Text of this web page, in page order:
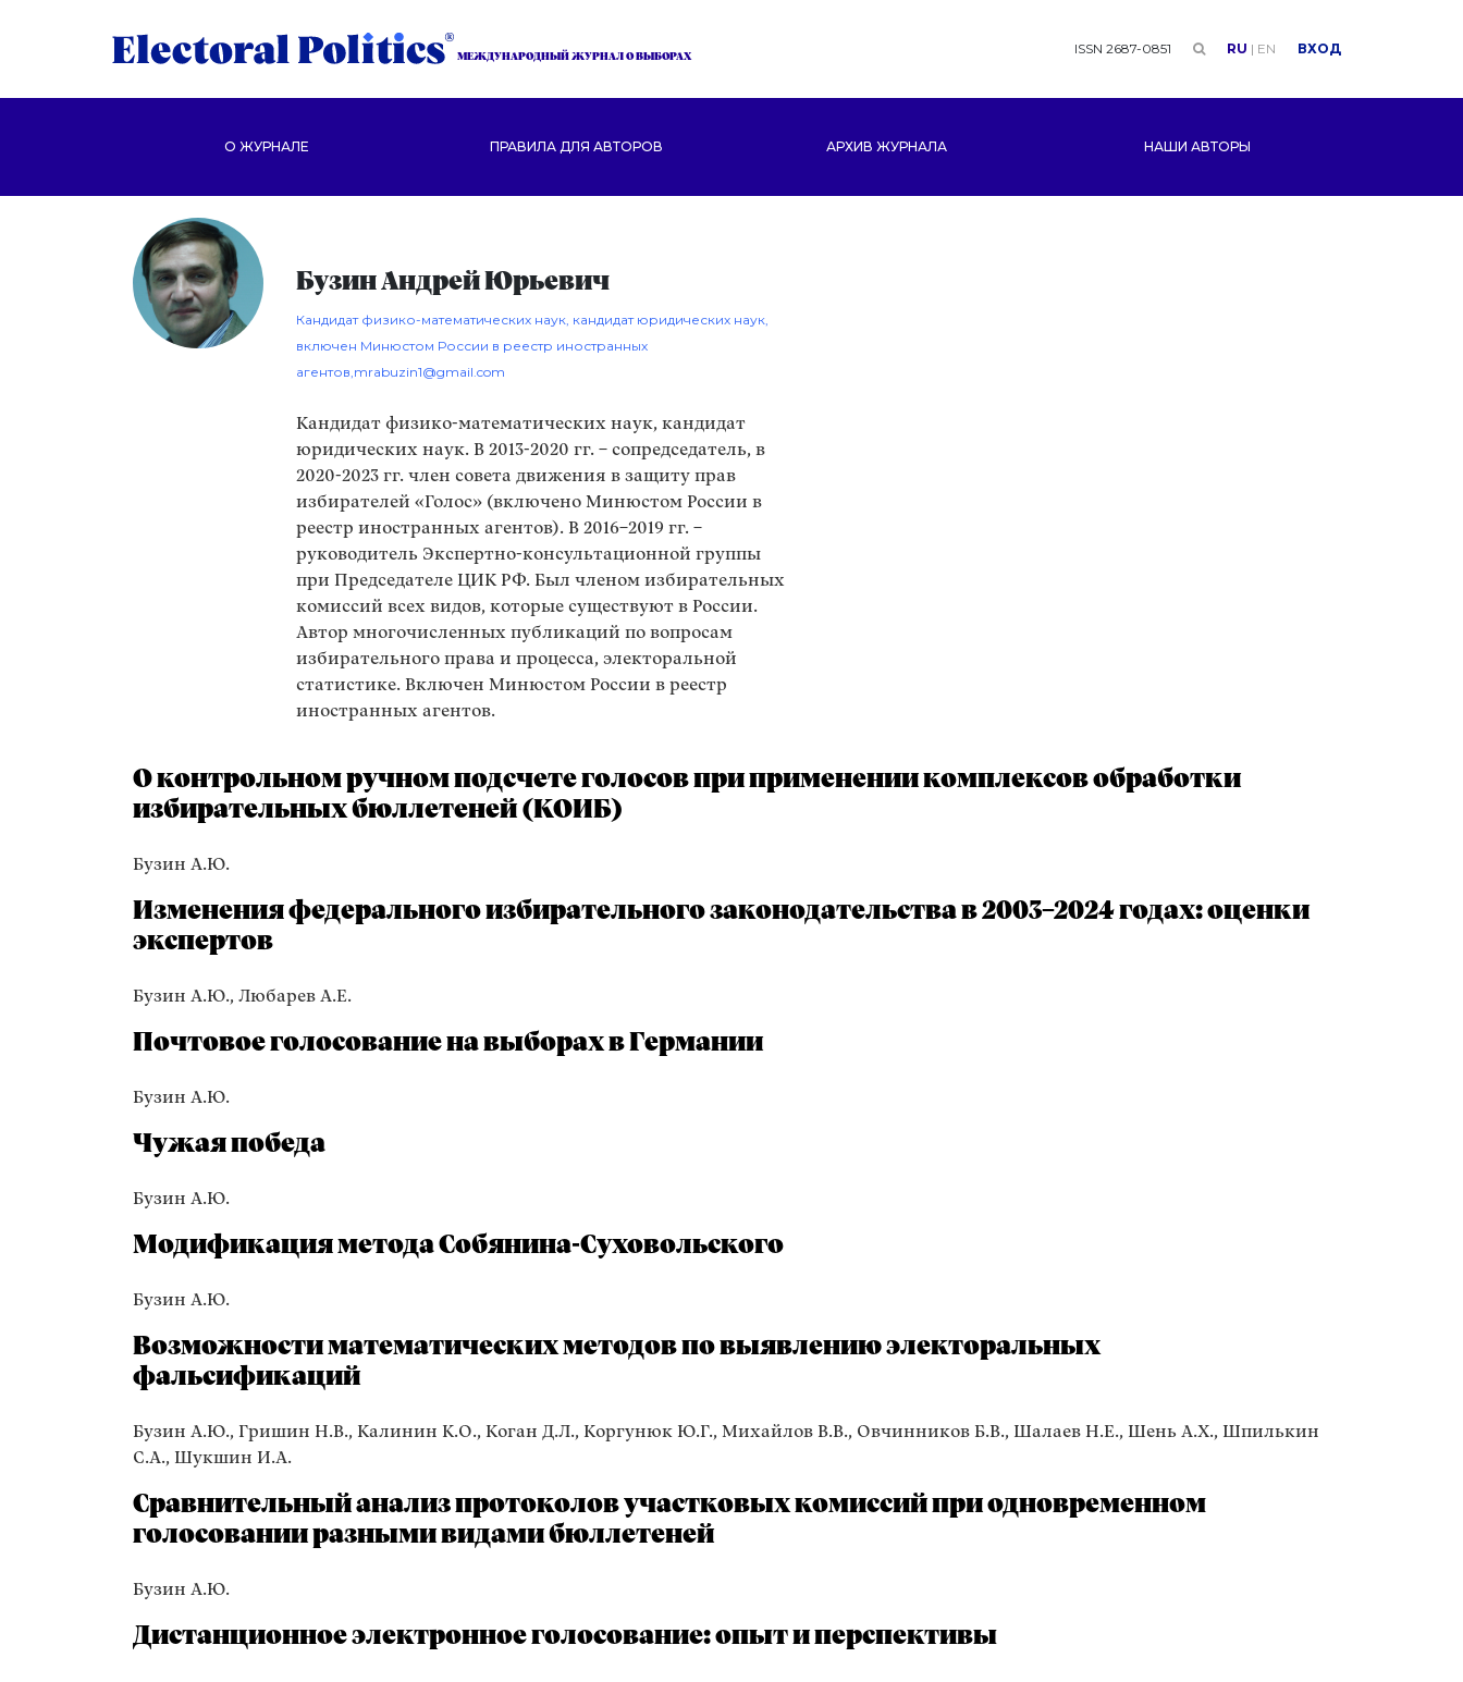
МЕЖДУНАРОДНЫЙ ЖУРНАЛ О ВЫБОРАХ ISSN 2687-0851 RU | EN ВХОД
О ЖУРНАЛЕ ПРАВИЛА ДЛЯ АВТОРОВ АРХИВ ЖУРНАЛА НАШИ АВТОРЫ
Бузин Андрей Юрьевич
Кандидат физико-математических наук, кандидат юридических наук,
включен Минюстом России в реестр иностранных
агентов,mrabuzin1@gmail.com
Кандидат физико-математических наук, кандидат
юридических наук. В 2013-2020 гг. – сопредседатель, в
2020-2023 гг. член совета движения в защиту прав
избирателей «Голос» (включено Минюстом России в
реестр иностранных агентов). В 2016–2019 гг. –
руководитель Экспертно-консультационной группы
при Председателе ЦИК РФ. Был членом избирательных
комиссий всех видов, которые существуют в России.
Автор многочисленных публикаций по вопросам
избирательного права и процесса, электоральной
статистике. Включен Минюстом России в реестр
иностранных агентов.
О контрольном ручном подсчете голосов при применении комплексов обработки
избирательных бюллетеней (КОИБ)
Бузин А.Ю.
Изменения федерального избирательного законодательства в 2003–2024 годах: оценки
экспертов
Бузин А.Ю., Любарев А.Е.
Почтовое голосование на выборах в Германии
Бузин А.Ю.
Чужая победа
Бузин А.Ю.
Модификация метода Собянина-Суховольского
Бузин А.Ю.
Возможности математических методов по выявлению электоральных
фальсификаций
Бузин А.Ю., Гришин Н.В., Калинин К.О., Коган Д.Л., Коргунюк Ю.Г., Михайлов В.В., Овчинников Б.В., Шалаев Н.Е., Шень А.Х., Шпилькин
С.А., Шукшин И.А.
Сравнительный анализ протоколов участковых комиссий при одновременном
голосовании разными видами бюллетеней
Бузин А.Ю.
Дистанционное электронное голосование: опыт и перспективы